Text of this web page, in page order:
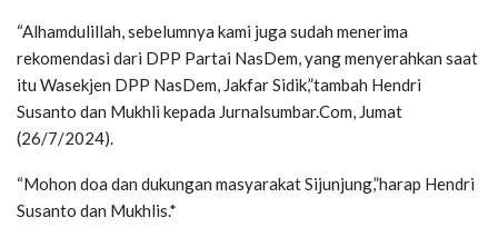
“Alhamdulillah, sebelumnya kami juga sudah menerima
rekomendasi dari DPP Partai NasDem, yang menyerahkan saat
itu Wasekjen DPP NasDem, Jakfar Sidik,”tambah Hendri
Susanto dan Mukhli kepada Jurnalsumbar.Com, Jumat
(26/7/2024).
“Mohon doa dan dukungan masyarakat Sijunjung,”harap Hendri
Susanto dan Mukhlis.*